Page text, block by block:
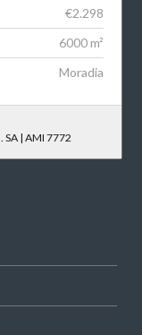
€2.298
6000 m²
Moradia
| AMI 7772